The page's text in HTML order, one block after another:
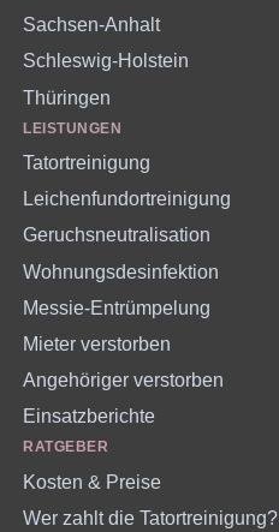
Sachsen-Anhalt
Schleswig-Holstein
Thüringen
LEISTUNGEN
Tatortreinigung
Leichenfundortreinigung
Geruchsneutralisation
Wohnungsdesinfektion
Messie-Entrümpelung
Mieter verstorben
Angehöriger verstorben
Einsatzberichte
RATGEBER
Kosten & Preise
Wer zahlt die Tatortreinigung?